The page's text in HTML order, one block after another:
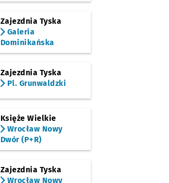
Zajezdnia Tyska
Galeria
Dominikańska
Zajezdnia Tyska
Pl. Grunwaldzki
Księże Wielkie
Wrocław Nowy
Dwór (P+R)
Zajezdnia Tyska
Wrocław Nowy